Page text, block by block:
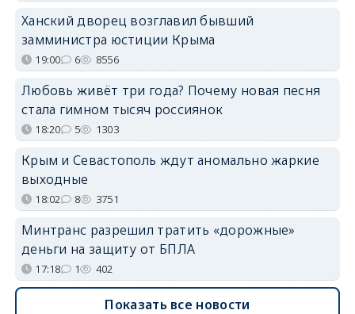
Ханский дворец возглавил бывший
замминистра юстиции Крыма
19:00 6 8556
Любовь живёт три года? Почему новая песня
стала гимном тысяч россиянок
18:20 5 1303
Крым и Севастополь ждут аномально жаркие
выходные
18:02 8 3751
Минтранс разрешил тратить «дорожные»
деньги на защиту от БПЛА
17:18 1 402
Показать все новости